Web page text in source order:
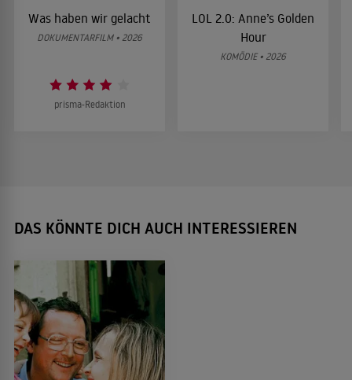
Was haben wir gelacht
DOKUMENTARFILM • 2026
prisma-Redaktion
LOL 2.0: Anne’s Golden
Hour
KOMÖDIE • 2026
DAS KÖNNTE DICH AUCH INTERESSIEREN